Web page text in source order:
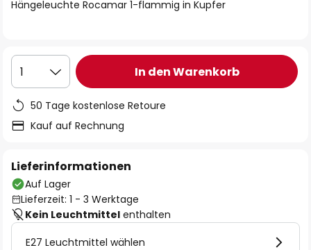
Hängeleuchte Rocamar 1-flammig in Kupfer
1 In den Warenkorb
50 Tage kostenlose Retoure
Kauf auf Rechnung
Lieferinformationen
Auf Lager
Lieferzeit: 1 - 3 Werktage
Kein Leuchtmittel enthalten
E27 Leuchtmittel wählen